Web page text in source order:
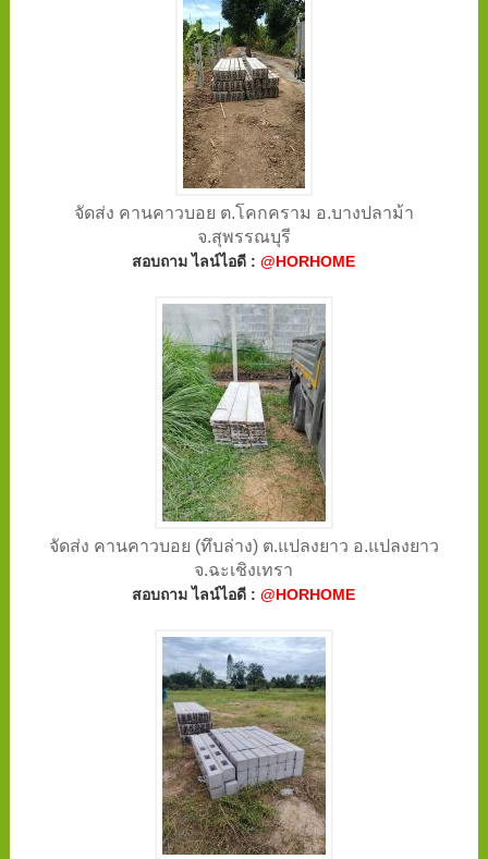
จัดส่ง คานคาวบอย ต.โคกคราม อ.บางปลาม้า
จ.สุพรรณบุรี
สอบถาม ไลน์ไอดี :@HORHOME
จัดส่ง คานคาวบอย (ทึบล่าง) ต.แปลงยาว อ.แปลงยาว
จ.ฉะเชิงเทรา
สอบถาม ไลน์ไอดี :@HORHOME